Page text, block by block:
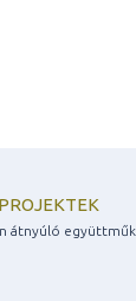
átnyúló